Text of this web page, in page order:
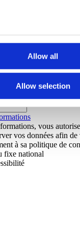
Allow all
Allow selection
Planifiez une visite ou
vous
vos données afin
à sa politique de
fixe national